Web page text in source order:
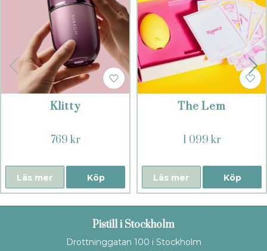
Klitty
769 kr
Köp
Läs mer
The Lem
1 099 kr
Köp
Läs mer
Pistill i Stockholm
Drottninggatan 100 i Stockholm